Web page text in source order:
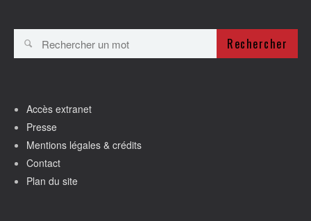
Rechercher
Accès extranet
Presse
Mentions légales & crédits
Contact
Plan du site